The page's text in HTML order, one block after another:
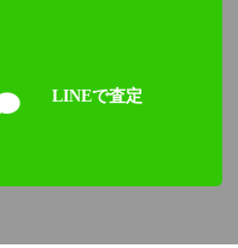
ちらに記載されていない
LINEで査定